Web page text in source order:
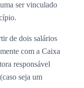
ser vinculado
de dois salários
com a Caixa
responsável
seja um